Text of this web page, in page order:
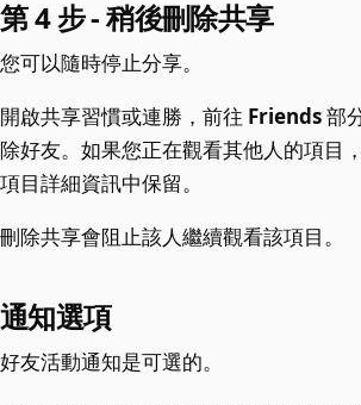
第 4 步 - 稍後刪除共享
您可以隨時停止分享。
開啟共享習慣或連勝，前往 Friends部
除好友。如果您正在觀看其他人的項目
項目詳細資訊中保留。
刪除共享會阻止該人繼續觀看該項目。
通知選項
好友活動通知是可選的。